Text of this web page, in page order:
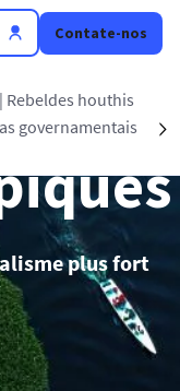
Contate-nos
| Rebeldes houthis
governamentais
plus fort